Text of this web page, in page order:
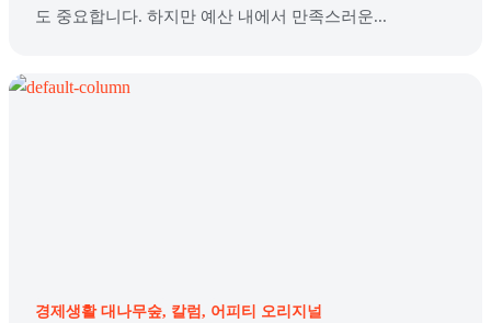
도 중요합니다. 하지만 예산 내에서 만족스러운...
경제생활 대나무숲 칼럼 어피티 오리지널